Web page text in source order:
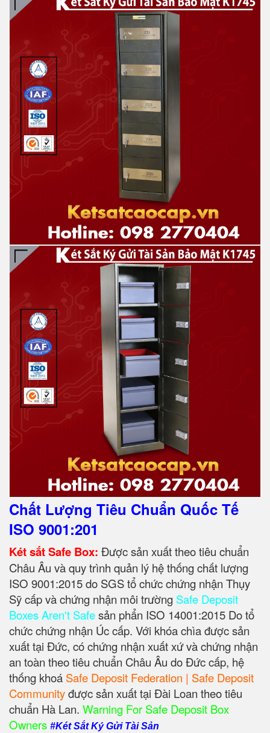
Chất Lượng Tiêu Chuẩn Quốc Tế
ISO 9001:201
Két sắt Safe Box: Được sản xuất theo tiêu chuẩn
Châu Âu và quy trình quản lý hệ thống chất lượng
ISO 9001:2015 do SGS tổ chức chứng nhận Thụy
Sỹ cấp và chứng nhận môi trường Safe Deposit
Boxes Aren't Safesản phẩn ISO 14001:2015 Do tổ
chức chứng nhận Úc cấp. Với khóa chìa được sản
xuất tại Đức, có chứng nhận xuất xứ và chứng nhận
an toàn theo tiêu chuẩn Châu Âu do Đức cấp, hệ
thống khoá Safe Deposit Federation | Safe Deposit
Communityđược sản xuất tại Đài Loan theo tiêu
chuẩn Hà Lan. Warning For Safe Deposit Box
Owners #Két Sắt Ký Gửi Tài Sản